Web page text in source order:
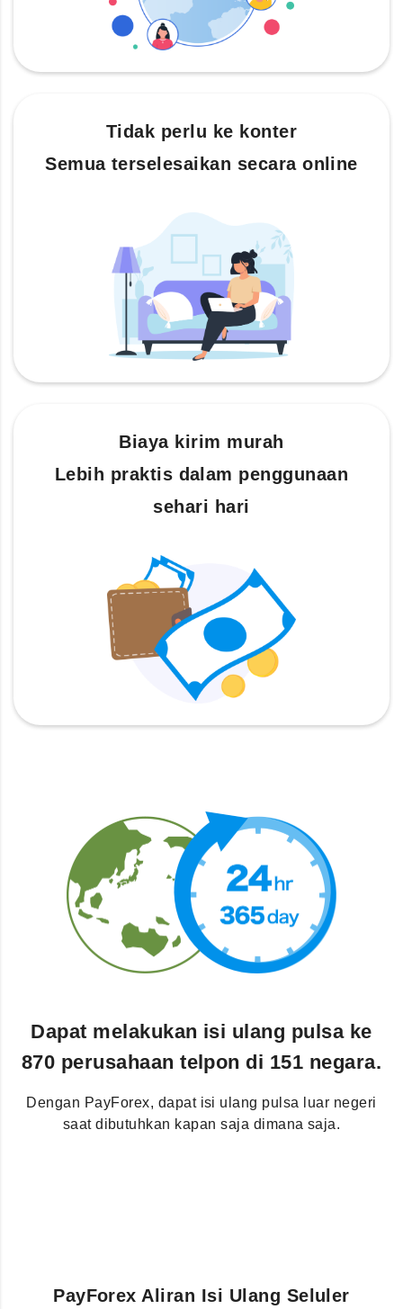
Tidak perlu ke konter
Semua terselesaikan secara online
Biaya kirim murah
Lebih praktis dalam penggunaan
sehari hari
Dapat melakukan isi ulang pulsa ke
870 perusahaan telpon di 151 negara.
Dengan PayForex, dapat isi ulang pulsa luar negeri
saat dibutuhkan kapan saja dimana saja.
PayForex Aliran Isi Ulang Seluler